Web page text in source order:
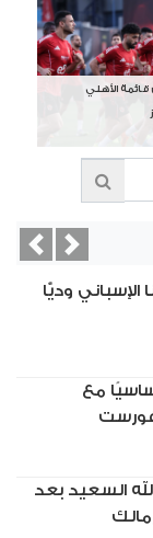
الأهلي
الإسباني وديًّا
مع
فورست
السعيد بعد
Next